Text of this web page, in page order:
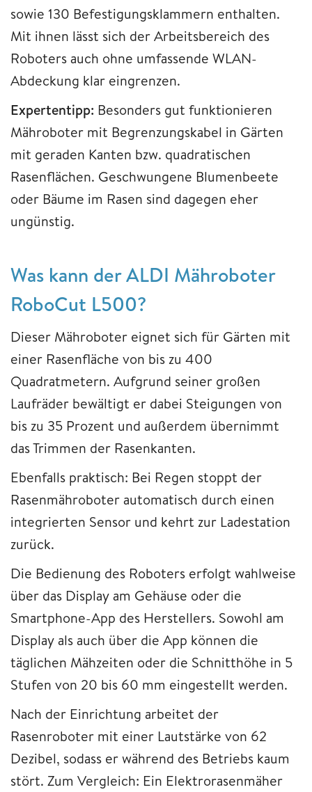
sowie 130 Befestigungsklammern enthalten.
Mit ihnen lässt sich der Arbeitsbereich des
Roboters auch ohne umfassende WLAN-
Abdeckung klar eingrenzen.
Expertentipp: Besonders gut funktionieren
Mähroboter mit Begrenzungskabel in Gärten
mit geraden Kanten bzw. quadratischen
Rasenflächen. Geschwungene Blumenbeete
oder Bäume im Rasen sind dagegen eher
ungünstig.
Was kann der ALDI Mähroboter
RoboCut L500?
Dieser Mähroboter eignet sich für Gärten mit
einer Rasenfläche von bis zu 400
Quadratmetern. Aufgrund seiner großen
Laufräder bewältigt er dabei Steigungen von
bis zu 35 Prozent und außerdem übernimmt
das Trimmen der Rasenkanten.
Ebenfalls praktisch: Bei Regen stoppt der
Rasenmähroboter automatisch durch einen
integrierten Sensor und kehrt zur Ladestation
zurück.
Die Bedienung des Roboters erfolgt wahlweise
über das Display am Gehäuse oder die
Smartphone-App des Herstellers. Sowohl am
Display als auch über die App können die
täglichen Mähzeiten oder die Schnitthöhe in 5
Stufen von 20 bis 60 mm eingestellt werden.
Nach der Einrichtung arbeitet der
Rasenroboter mit einer Lautstärke von 62
Dezibel, sodass er während des Betriebs kaum
stört. Zum Vergleich: Ein Elektrorasenmäher